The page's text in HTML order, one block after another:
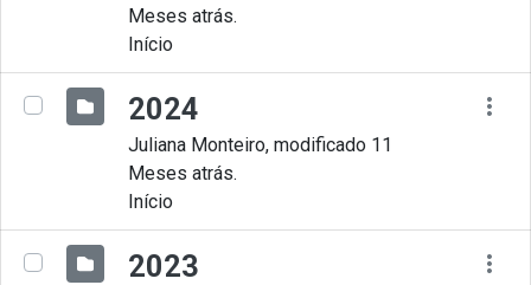
Meses atrás.
Início
2024
Juliana Monteiro, modificado 11
Meses atrás.
Início
2023